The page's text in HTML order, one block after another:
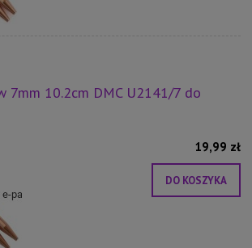
7mm 10.2cm DMC U2141/7 do
19,99 zł
DO KOSZYKA